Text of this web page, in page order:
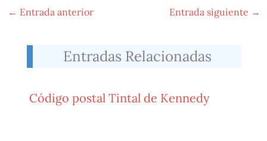
← Entrada anterior Entrada siguiente →
Entradas Relacionadas
Código postal Tintal de Kennedy